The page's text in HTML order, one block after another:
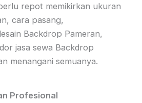
repot memikirkan ukuran
cara pasang,
Backdrop Pameran,
jasa sewa Backdrop
menangani semuanya.
Profesional